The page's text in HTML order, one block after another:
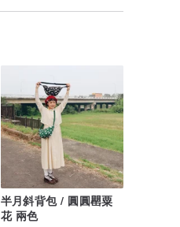
半月斜背包 / 圓圓罌粟
花 兩色